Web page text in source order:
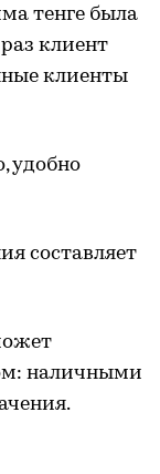
тенге была
клиент
клиенты
удобно
составляет
наличными